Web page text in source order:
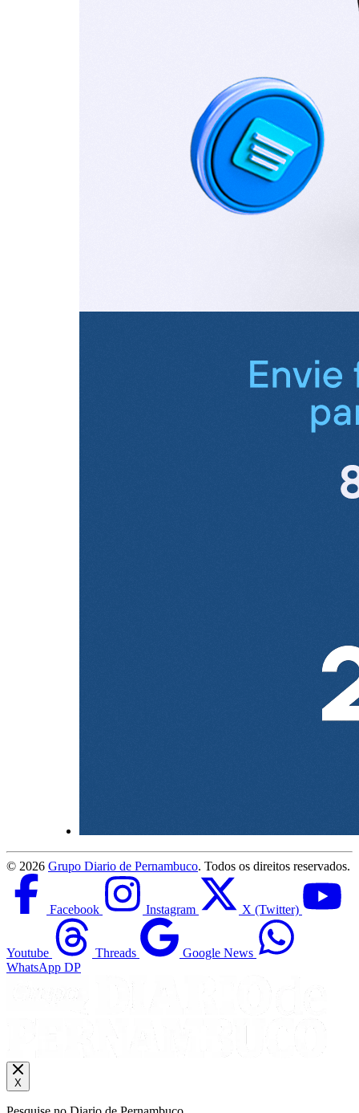
© 2026 Grupo Diario de Pernambuco. Todos os direitos reservados.
Facebook Instagram X (Twitter)
Youtube Threads
Google News
WhatsApp DP
X